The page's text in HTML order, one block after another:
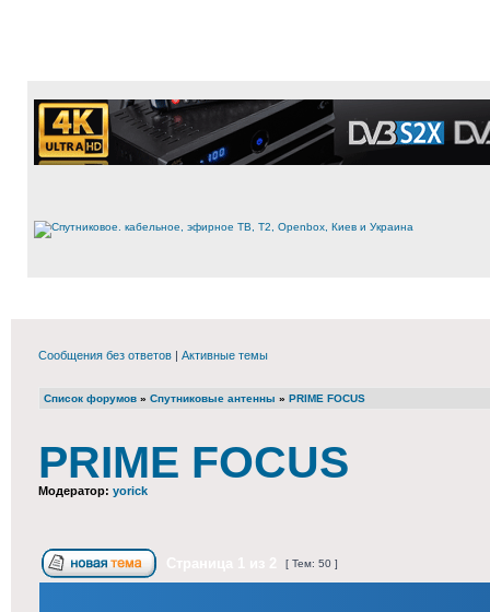
Сообщения без ответов | Активные темы
Список форумов » Спутниковые антенны » PRIME FOCUS
PRIME FOCUS
Модератор: yorick
[ Тем: 50 ]